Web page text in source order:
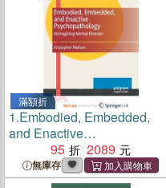
滿額折
1.Embodied, Embedded,
and Enactive
Psychopathology：
Reimagining Mental
Disorder
95 2089
無庫存